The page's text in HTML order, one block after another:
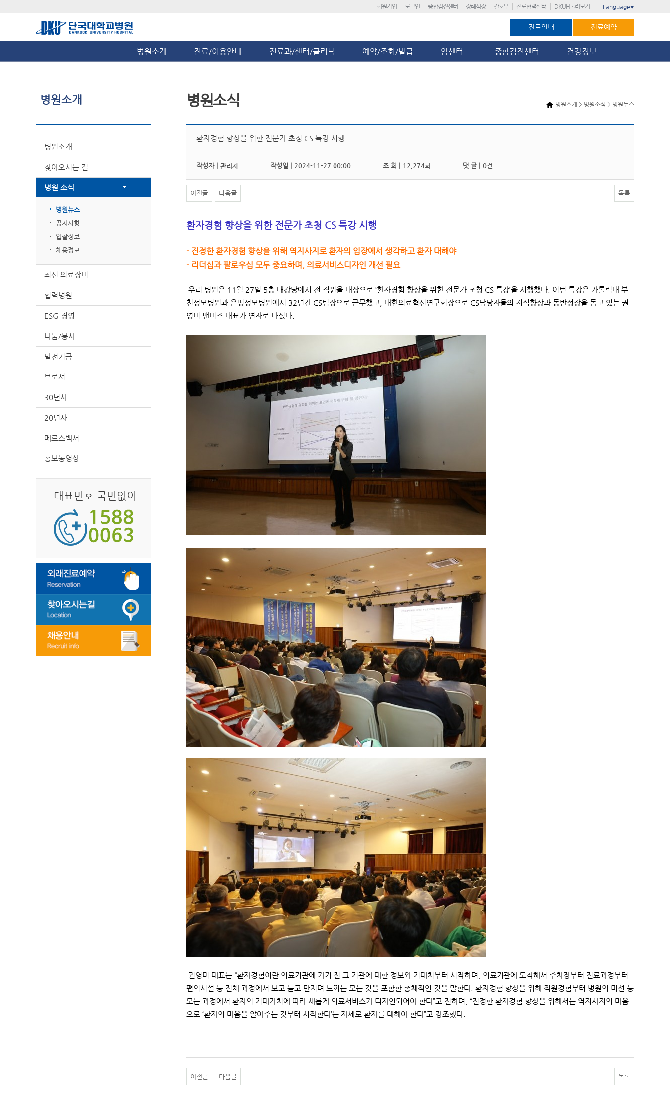
회원가입 로그인 종합검진센터 장례식장 간호부 진료협력센터 DKUH둘러보기 Language ▼
진료안내 진료예약
병원소개 진료/이용안내 진료과/센터/클리닉 예약/조회/발급 암센터 종합검진센터 건강정보
병원소개
병원소개
찾아오시는 길
병원 소식
병원뉴스
공지사항
입찰정보
채용정보
최신 의료장비
협력병원
ESG 경영
나눔/봉사
발전기금
브로셔
30년사
20년사
메르스백서
홍보동영상
대표번호 국번없이
병원소개 > 병원소식 > 병원뉴스
병원소식
환자경험 향상을 위한 전문가 초청 CS 특강 시행
작성자 | 관리자 작성일 | 2024-11-27 00:00 조 회 | 12,274회 댓 글 | 0건
이전글 다음글 목록
환자경험 향상을 위한 전문가 초청 CS 특강 시행
- 진정한 환자경험 향상을 위해 역지사지로 환자의 입장에서 생각하고 환자 대해야
- 리더십과 팔로우십 모두 중요하며, 의료서비스디자인 개선 필요
우리 병원은 11월 27일 5층 대강당에서 전 직원을 대상으로 ‘환자경험 향상을 위한 전문가 초청 CS 특강’을 시행했다. 이번 특강은 가톨릭대 부
천성모병원과 은평성모병원에서 32년간 CS팀장으로 근무했고, 대한의료혁신연구회장으로 CS담당자들의 지식향상과 동반성장을 돕고 있는 권
영미 팬비즈 대표가 연자로 나섰다.
권영미 대표는 “환자경험이란 의료기관에 가기 전 그 기관에 대한 정보와 기대치부터 시작하며, 의료기관에 도착해서 주차장부터 진료과정부터
편의시설 등 전체 과정에서 보고 듣고 만지며 느끼는 모든 것을 포함한 총체적인 것을 말한다. 환자경험 향상을 위해 직원경험부터 병원의 미션 등
모든 과정에서 환자의 기대가치에 따라 새롭게 의료서비스가 디자인되어야 한다”고 전하며, “진정한 환자경험 향상을 위해서는 역지사지의 마음
으로 ‘환자의 마음을 알아주는 것부터 시작한다’는 자세로 환자를 대해야 한다”고 강조했다.
이전글 다음글 목록